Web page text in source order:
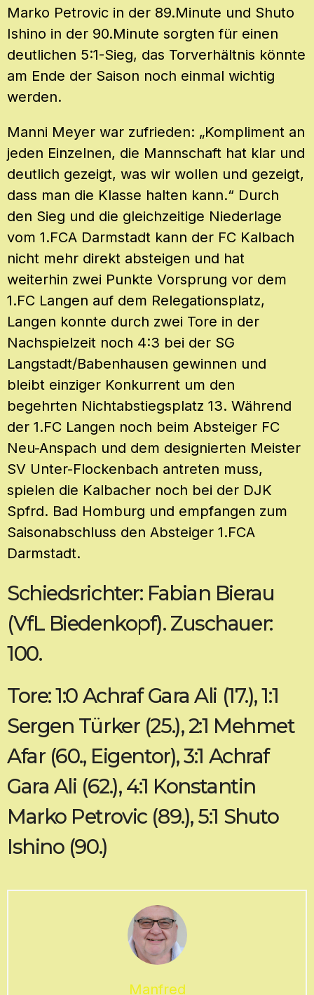
Marko Petrovic in der 89.Minute und Shuto
Ishino in der 90.Minute sorgten für einen
deutlichen 5:1-Sieg, das Torverhältnis könnte
am Ende der Saison noch einmal wichtig
werden.
Manni Meyer war zufrieden: „Kompliment an
jeden Einzelnen, die Mannschaft hat klar und
deutlich gezeigt, was wir wollen und gezeigt,
dass man die Klasse halten kann.“ Durch
den Sieg und die gleichzeitige Niederlage
vom 1.FCA Darmstadt kann der FC Kalbach
nicht mehr direkt absteigen und hat
weiterhin zwei Punkte Vorsprung vor dem
1.FC Langen auf dem Relegationsplatz,
Langen konnte durch zwei Tore in der
Nachspielzeit noch 4:3 bei der SG
Langstadt/Babenhausen gewinnen und
bleibt einziger Konkurrent um den
begehrten Nichtabstiegsplatz 13. Während
der 1.FC Langen noch beim Absteiger FC
Neu-Anspach und dem designierten Meister
SV Unter-Flockenbach antreten muss,
spielen die Kalbacher noch bei der DJK
Spfrd. Bad Homburg und empfangen zum
Saisonabschluss den Absteiger 1.FCA
Darmstadt.
Schiedsrichter: Fabian Bierau
(VfL Biedenkopf). Zuschauer:
100.
Tore: 1:0 Achraf Gara Ali (17.), 1:1
Sergen Türker (25.), 2:1 Mehmet
Afar (60., Eigentor), 3:1 Achraf
Gara Ali (62.), 4:1 Konstantin
Marko Petrovic (89.), 5:1 Shuto
Ishino (90.)
Manfred